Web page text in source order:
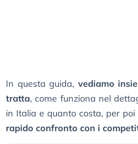
In questa guida, vediamo
tratta, come funziona nel
in Italia e quanto costa, per poi
rapido confronto con i